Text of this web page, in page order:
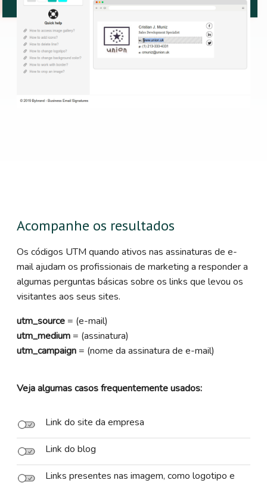
Acompanhe os resultados
Os códigos UTM quando ativos nas assinaturas de e-
mail ajudam os profissionais de marketing a responder a
algumas perguntas básicas sobre os links que levou os
visitantes aos seus sites.
utm_source= (e-mail)
utm_medium= (assinatura)
utm_campaign= (nome da assinatura de e-mail)
Veja algumas casos frequentemente usados:
Link do site da empresa
Link do blog
Links presentes nas imagem, como logotipo e